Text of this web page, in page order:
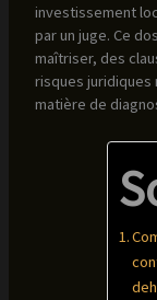
investissement
par un juge. Ce
maîtriser, des
risques juridiques
matière de